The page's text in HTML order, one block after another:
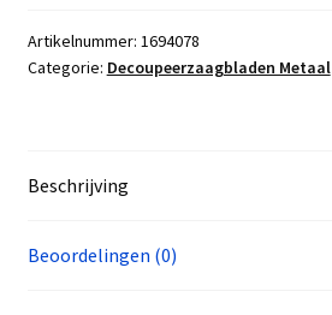
Artikelnummer: 1694078
Categorie: Decoupeerzaagbladen Metaal
Beschrijving
Beoordelingen (0)